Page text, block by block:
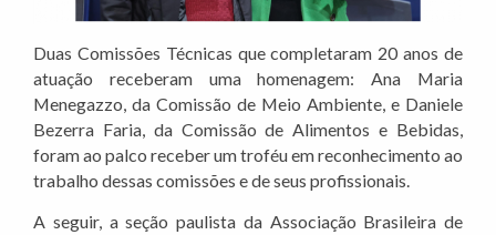
Duas Comissões Técnicas que completaram 20 anos de
atuação receberam uma homenagem: Ana Maria
Menegazzo, da Comissão de Meio Ambiente, e Daniele
Bezerra Faria, da Comissão de Alimentos e Bebidas,
foram ao palco receber um troféu em reconhecimento ao
trabalho dessas comissões e de seus profissionais.
A seguir, a seção paulista da Associação Brasileira de